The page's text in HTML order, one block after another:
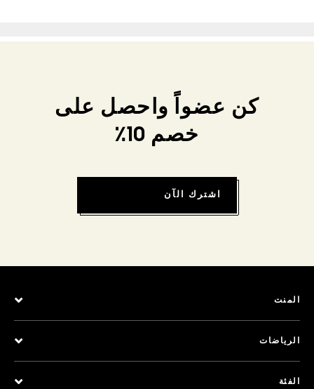
كن عضواً واحصل على
خصم 10٪
اشترك الآن
المنت
الرياضات
الفئة